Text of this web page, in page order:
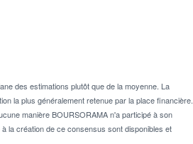
des estimations plutôt que de la moyenne. La
la plus généralement retenue par la place financière.
manière BOURSORAMA n'a participé à son
la création de ce consensus sont disponibles et